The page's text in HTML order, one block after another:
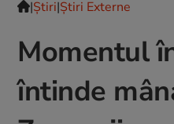
|Ştiri|Știri Externe
Momentul
întinde